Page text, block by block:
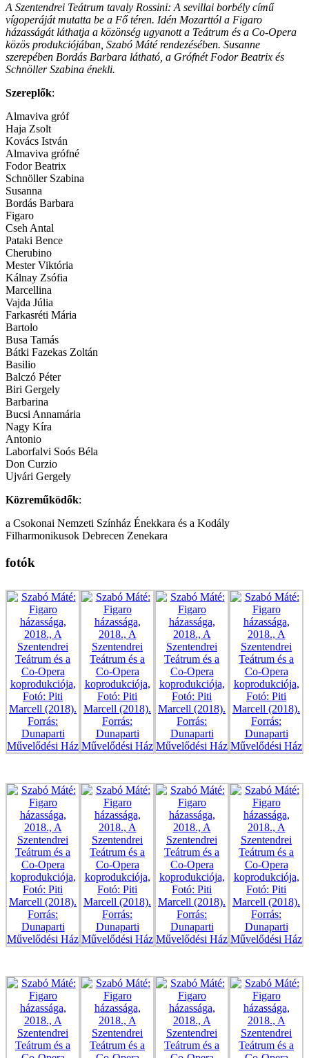
A Szentendrei Teátrum tavaly Rossini: A sevillai borbély című
vígoperáját mutatta be a Fő téren. Idén Mozarttól a Figaro
házasságát láthatja a közönség ugyanott a Teátrum és a Co-Opera
közös produkciójában, Szabó Máté rendezésében. Susanne
szerepében Bordás Barbara látható, a Grófnét Fodor Beatrix és
Schnöller Szabina énekli.
Szereplők:
Almaviva gróf
Haja Zsolt
Kovács István
Almaviva grófné
Fodor Beatrix
Schnöller Szabina
Susanna
Bordás Barbara
Figaro
Cseh Antal
Pataki Bence
Cherubino
Mester Viktória
Kálnay Zsófia
Marcellina
Vajda Júlia
Farkasréti Mária
Bartolo
Busa Tamás
Bátki Fazekas Zoltán
Basilio
Balczó Péter
Biri Gergely
Barbarina
Bucsi Annamária
Nagy Kíra
Antonio
Laborfalvi Soós Béla
Don Curzio
Ujvári Gergely
Közreműködők:
a Csokonai Nemzeti Színház Énekkara és a Kodály
Filharmonikusok Debrecen Zenekara
fotók